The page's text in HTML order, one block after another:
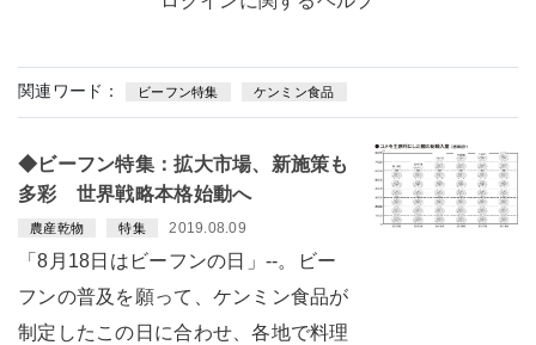
関連ワード： ビーフン特集 ケンミン食品
◆ビーフン特集：拡大市場、新施策も
多彩 世界戦略本格始動へ
農産乾物 特集 2019.08.09
「8月18日はビーフンの日」--。ビー
フンの普及を願って、ケンミン食品が
制定したこの日に合わせ、各地で料理